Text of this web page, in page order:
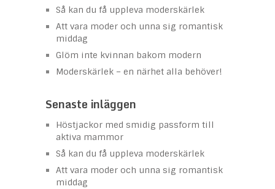
Så kan du få uppleva moderskärlek
Att vara moder och unna sig romantisk
middag
Glöm inte kvinnan bakom modern
Moderskärlek – en närhet alla behöver!
Senaste inläggen
Höstjackor med smidig passform till
aktiva mammor
Så kan du få uppleva moderskärlek
Att vara moder och unna sig romantisk
middag